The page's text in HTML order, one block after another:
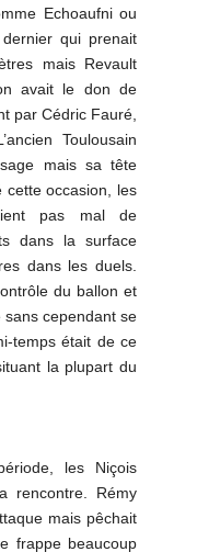
Echoaufni ou
dernier qui prenait
mais Revault
avait le don de
par Cédric Fauré,
Toulousain
mais sa tête
cette occasion, les
pas mal de
dans la surface
dans les duels.
du ballon et
cependant se
temps était de ce
la plupart du
les Niçois
rencontre. Rémy
mais pêchait
frappe beaucoup